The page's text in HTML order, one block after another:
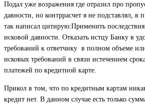
Подал уже возражения где отразил про
давности, но контррасчет я не подставлял, в
так написал цитирую:Применить
исковой давности. Отказать истцу Банку в
требований к ответчику в полном объеме
исковых требований в связи истечением
платежей по кредитной карте.
Прикол в том, что по кредитным картам
кредит нет. В данном случае есть только